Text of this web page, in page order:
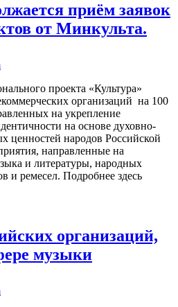
приём заявок
от Минкульта.
проекта «Культура»
организаций на 100
на укрепление
на основе духовно-
ценностей народов Российской
направленные на
и литературы, народных
и ремесел. Подробнее здесь
организаций,
музыки